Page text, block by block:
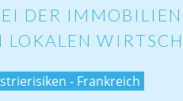
DER
LOKALEN
- Frankreich